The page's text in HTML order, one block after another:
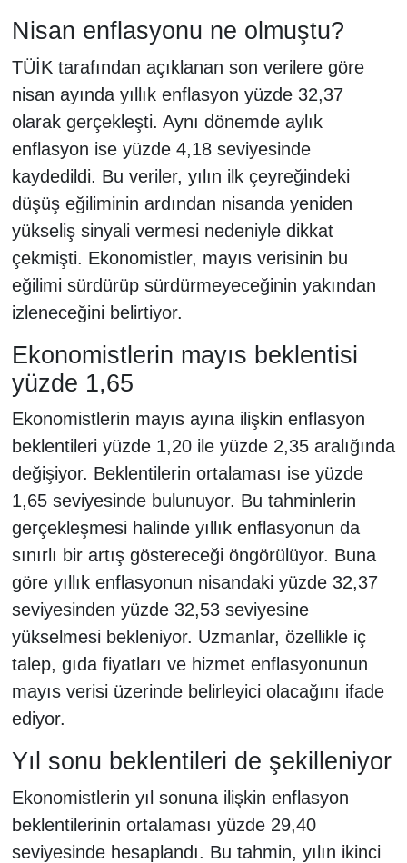
Nisan enflasyonu ne olmuştu?
TÜİK tarafından açıklanan son verilere göre
nisan ayında yıllık enflasyon yüzde 32,37
olarak gerçekleşti. Aynı dönemde aylık
enflasyon ise yüzde 4,18 seviyesinde
kaydedildi. Bu veriler, yılın ilk çeyreğindeki
düşüş eğiliminin ardından nisanda yeniden
yükseliş sinyali vermesi nedeniyle dikkat
çekmişti. Ekonomistler, mayıs verisinin bu
eğilimi sürdürüp sürdürmeyeceğinin yakından
izleneceğini belirtiyor.
Ekonomistlerin mayıs beklentisi
yüzde 1,65
Ekonomistlerin mayıs ayına ilişkin enflasyon
beklentileri yüzde 1,20 ile yüzde 2,35 aralığında
değişiyor. Beklentilerin ortalaması ise yüzde
1,65 seviyesinde bulunuyor. Bu tahminlerin
gerçekleşmesi halinde yıllık enflasyonun da
sınırlı bir artış göstereceği öngörülüyor. Buna
göre yıllık enflasyonun nisandaki yüzde 32,37
seviyesinden yüzde 32,53 seviyesine
yükselmesi bekleniyor. Uzmanlar, özellikle iç
talep, gıda fiyatları ve hizmet enflasyonunun
mayıs verisi üzerinde belirleyici olacağını ifade
ediyor.
Yıl sonu beklentileri de şekilleniyor
Ekonomistlerin yıl sonuna ilişkin enflasyon
beklentilerinin ortalaması yüzde 29,40
seviyesinde hesaplandı. Bu tahmin, yılın ikinci